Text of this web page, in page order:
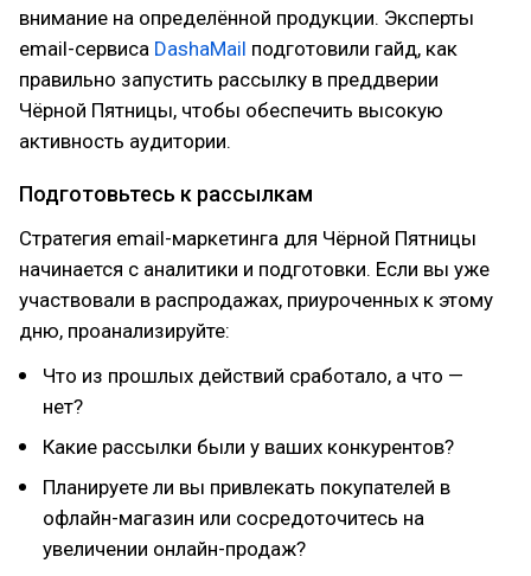
внимание на определённой продукции. Эксперты
email-сервиса DashaMail подготовили гайд, как
правильно запустить рассылку в преддверии
Чёрной Пятницы, чтобы обеспечить высокую
активность аудитории.
Подготовьтесь к рассылкам
Стратегия email-маркетинга для Чёрной Пятницы
начинается с аналитики и подготовки. Если вы уже
участвовали в распродажах, приуроченных к этому
дню, проанализируйте:
Что из прошлых действий сработало, а что —
нет?
Какие рассылки были у ваших конкурентов?
Планируете ли вы привлекать покупателей в
офлайн-магазин или сосредоточитесь на
увеличении онлайн-продаж?